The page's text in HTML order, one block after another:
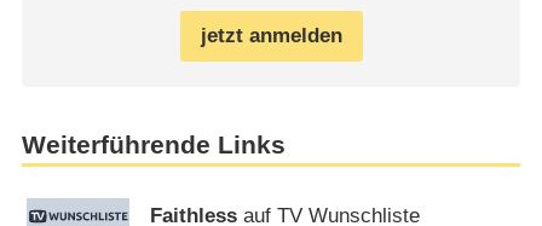
jetzt anmelden
Weiterführende Links
Faithless auf TV Wunschliste